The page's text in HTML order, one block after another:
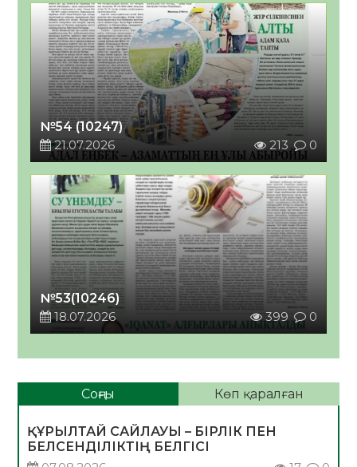
№54 (10247)
21.07.2026
213 0
№53(10246)
18.07.2026
399 0
Соңғы Көп қаралған
ҚҰРЫЛТАЙ САЙЛАУЫ – БІРЛІК ПЕН
БЕЛСЕНДІЛІКТІҢ БЕЛГІСІ